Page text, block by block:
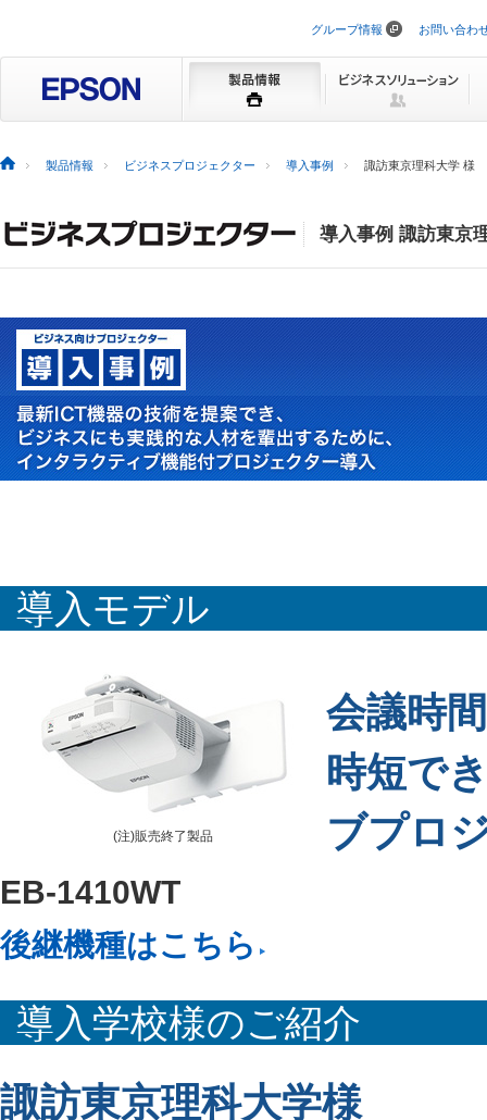
ビ
ョ
を
プ
グループ情報 お問い合わ
製品情報 ビジネスプロジェクター 導入事例 諏訪東京理科大学 様
導入事例 諏訪東京
導入モデル
(注)販売終了製品
会議時
時短で
ブプロ
EB-1410WT
後継機種はこちら
導入学校様のご紹介
諏訪東京理科大学様